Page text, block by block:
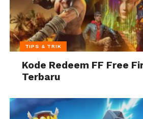
TIPS & TRIK
Kode Redeem FF Free
Terbaru